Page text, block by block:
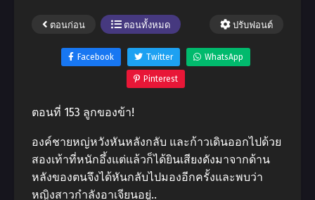
ตอนก่อน ตอนทั้งหมด ปรับฟอนต์
Facebook Twitter WhatsApp
Pinterest
ตอนที่ 153 ลูกของข้า!
องค์ชายหญ่หวังหันหลังกลับ และก้าวเดินออกไปด้วย
สองเท้าที่หนักอึ้งแต่แล้วก็ได้ยินเสียงดังมาจากด้าน
หลังของตนจึงได้หันกลับไปมองอีกครั้งและพบว่า
หญิงสาวกําลังอาเจียนอยู่..